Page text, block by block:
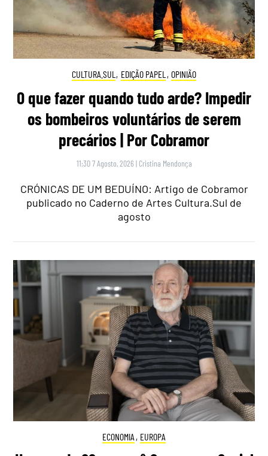
CULTURA.SUL , EDIÇÃO PAPEL , OPINIÃO
O que fazer quando tudo arde? Impedir
os bombeiros voluntários de serem
precários | Por Cobramor
11:30 7 Agosto, 2026 | Cristina Mendonça
CRÓNICAS DE UM BEDUÍNO: Artigo de Cobramor
publicado no Caderno de Artes Cultura.Sul de
agosto
ECONOMIA , EUROPA